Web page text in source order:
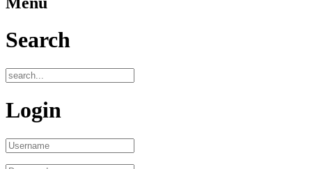
Search
Login